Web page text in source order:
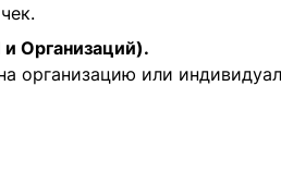
Организаций).
организацию или